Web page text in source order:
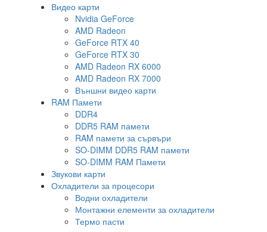
Видео карти
Nvidia GeForce
AMD Radeon
GeForce RTX 40
GeForce RTX 30
AMD Radeon RX 6000
AMD Radeon RX 7000
Външни видео карти
RAM Памети
DDR4
DDR5 RAM памети
RAM памети за сървъри
SO-DIMM DDR5 RAM памети
SO-DIMM RAM Памети
Звукови карти
Охладители за процесори
Водни охладители
Монтажни елементи за охладители
Термо пасти